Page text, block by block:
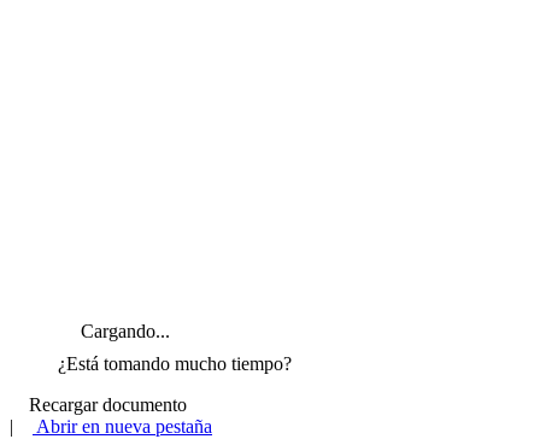
Cargando...
¿Está tomando mucho tiempo?
Recargar documento
|
Abrir en nueva pestaña